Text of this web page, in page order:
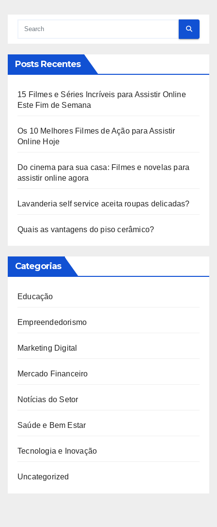
Posts Recentes
15 Filmes e Séries Incríveis para Assistir Online
Este Fim de Semana
Os 10 Melhores Filmes de Ação para Assistir
Online Hoje
Do cinema para sua casa: Filmes e novelas para
assistir online agora
Lavanderia self service aceita roupas delicadas?
Quais as vantagens do piso cerâmico?
Categorias
Educação
Empreendedorismo
Marketing Digital
Mercado Financeiro
Notícias do Setor
Saúde e Bem Estar
Tecnologia e Inovação
Uncategorized